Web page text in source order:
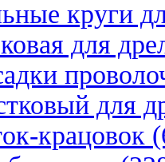
круги
для
для
крацовок